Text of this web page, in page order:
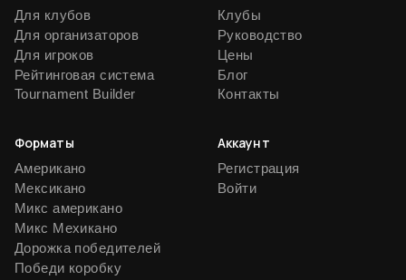
Для клубов
Для организаторов
Для игроков
Рейтинговая система
Tournament Builder
Клубы
Руководство
Цены
Блог
Контакты
Форматы
Американо
Мексикано
Микс американо
Микс Мехикано
Дорожка победителей
Победи коробку
Аккаунт
Регистрация
Войти